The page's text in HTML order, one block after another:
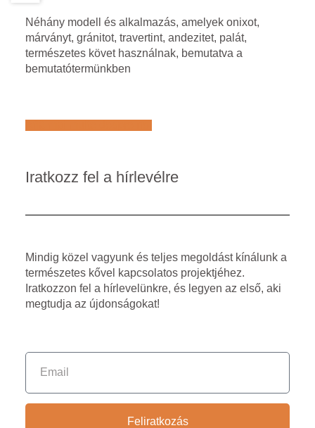
Néhány modell és alkalmazás, amelyek onixot,
márványt, gránitot, travertint, andezitet, palát,
természetes követ használnak, bemutatva a
bemutatótermünkben
Iratkozz fel a hírlevélre
Mindig közel vagyunk és teljes megoldást kínálunk a
természetes kővel kapcsolatos projektjéhez.
Iratkozzon fel a hírlevelünkre, és legyen az első, aki
megtudja az újdonságokat!
Feliratkozás